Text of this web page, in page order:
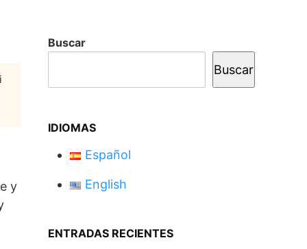
y
Buscar
Buscar
IDIOMAS
Español
English
ENTRADAS RECIENTES